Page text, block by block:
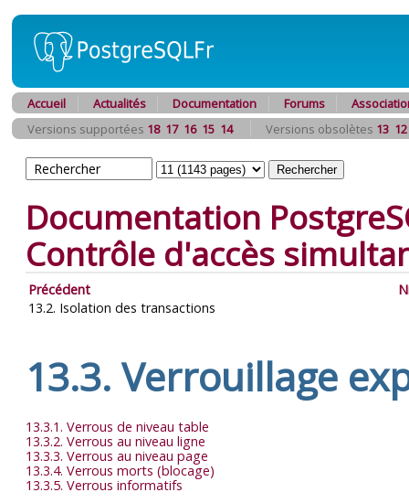
Accueil Actualités Documentation Forums
Versions supportées 18 17 16 15 14 Versions obsolètes 13 12
Documentation
Contrôle d'accès
Précédent
13.2. Isolation des transactions
13.3. Verrouillage
13.3.1. Verrous de niveau table
13.3.2. Verrous au niveau ligne
13.3.3. Verrous au niveau page
13.3.4. Verrous morts (blocage)
13.3.5. Verrous informatifs